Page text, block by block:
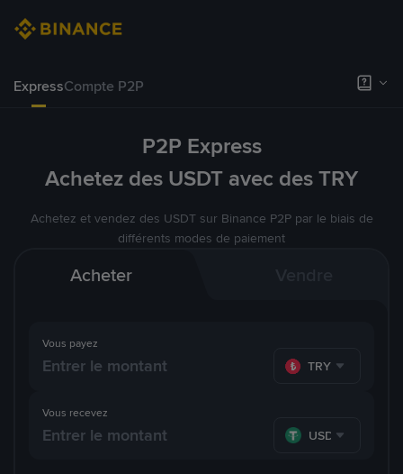
ExpressCompte P2P
P2P Express
Achetez des USDT avec des TRY
Achetez et vendez des USDT sur Binance P2P par le biais de
différents modes de paiement
Acheter
Vous payez
TRY
Vous recevez
USDT